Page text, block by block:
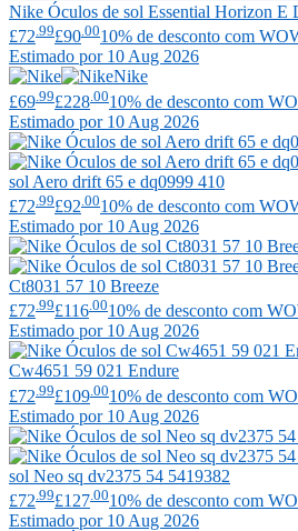
Nike Óculos de sol Essential Horizon E
£72 .99£90 .0010% de desconto com
Estimado por 10 Aug 2026
Nike
£69 .99£228 .0010% de desconto com
Estimado por 10 Aug 2026
sol Aero drift 65 e dq0999 410
£72 .99£92 .0010% de desconto com
Estimado por 10 Aug 2026
Ct8031 57 10 Breeze
£72 .99£116 .0010% de desconto com
Estimado por 10 Aug 2026
Cw4651 59 021 Endure
£72 .99£109 .0010% de desconto com
Estimado por 10 Aug 2026
sol Neo sq dv2375 54 5419382
£72 .99£127 .0010% de desconto com
Estimado por 10 Aug 2026